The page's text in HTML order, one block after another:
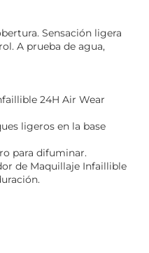
Sensación ligera
A prueba de agua,
24H Air Wear
ligeros en la base
para difuminar.
de Maquillaje Infaillible